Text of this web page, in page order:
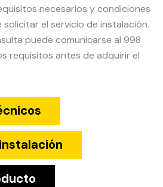
necesarios y condiciones
el servicio de instalación.
puede comunicarse al 998
requisitos antes de adquirir el